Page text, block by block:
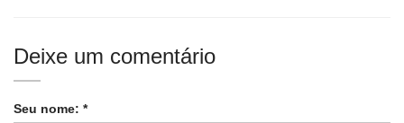
Deixe um comentário
Seu nome: *